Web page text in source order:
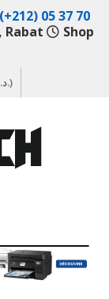
(+212) 05 37 70
Rabat
Shop
MAD(د.م.)